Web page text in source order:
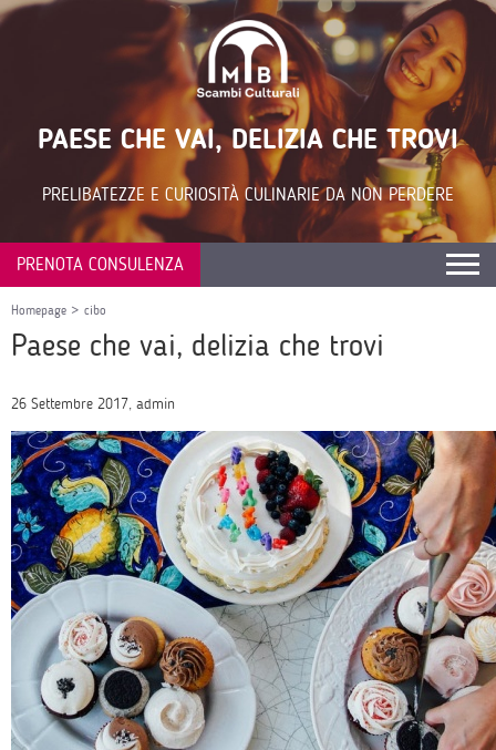
PAESE CHE VAI, DELIZIA CHE TROVI
PRELIBATEZZE E CURIOSITÀ CULINARIE DA NON PERDERE
PRENOTA CONSULENZA
Homepage > cibo
Paese che vai, delizia che trovi
26 Settembre 2017, admin